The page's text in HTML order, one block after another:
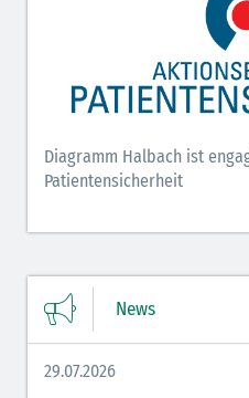
Diagramm Halbach ist
Patientensicherheit
News
29.07.2026